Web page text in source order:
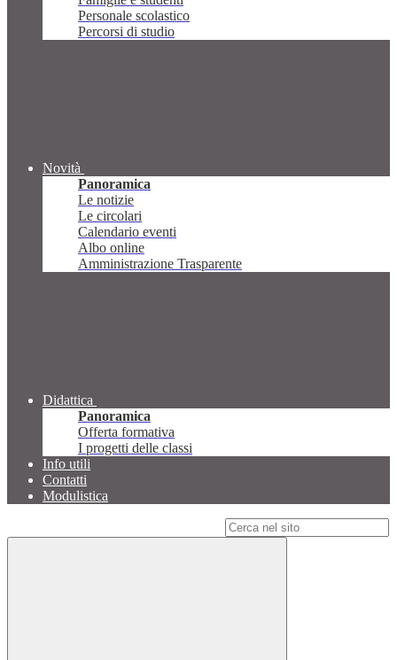
Personale scolastico
Percorsi di studio
Novità
Panoramica
Le notizie
Le circolari
Calendario eventi
Albo online
Amministrazione Trasparente
Didattica
Panoramica
Offerta formativa
I progetti delle classi
Info utili
Contatti
Modulistica